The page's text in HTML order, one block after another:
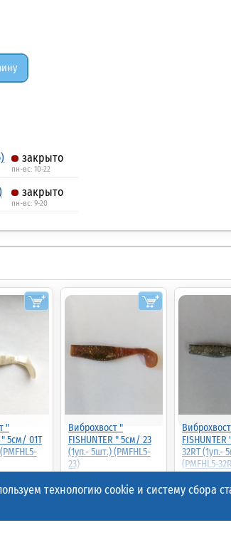
закрыто
пн-вс: 10-22
закрыто
пн-вс: 9-20
"
" 5см/ 01T
Виброхвост "
FISHUNTER " 5см/ 23
(1уп.- 5шт.) (PMFHL5-
23)
67.00р.(шт.)
32RT (1уп.-
(PMFHL5-
67.00р.
технологию cookie и систему сбора